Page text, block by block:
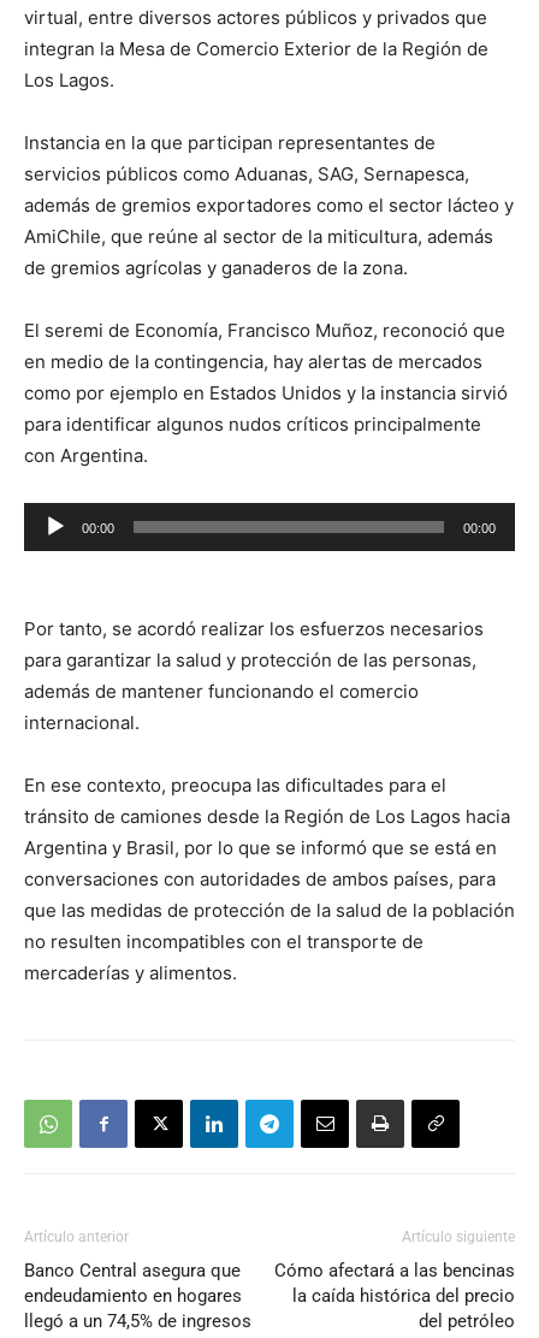
virtual, entre diversos actores públicos y privados que
integran la Mesa de Comercio Exterior de la Región de
Los Lagos.
Instancia en la que participan representantes de
servicios públicos como Aduanas, SAG, Sernapesca,
además de gremios exportadores como el sector lácteo y
AmiChile, que reúne al sector de la miticultura, además
de gremios agrícolas y ganaderos de la zona.
El seremi de Economía, Francisco Muñoz, reconoció que
en medio de la contingencia, hay alertas de mercados
como por ejemplo en Estados Unidos y la instancia sirvió
para identificar algunos nudos críticos principalmente
con Argentina.
Reproductor
de
00:00 00:00
Por tanto, se acordó realizar los esfuerzos necesarios
para garantizar la salud y protección de las personas,
además de mantener funcionando el comercio
internacional.
En ese contexto, preocupa las dificultades para el
tránsito de camiones desde la Región de Los Lagos hacia
Argentina y Brasil, por lo que se informó que se está en
conversaciones con autoridades de ambos países, para
que las medidas de protección de la salud de la población
no resulten incompatibles con el transporte de
mercaderías y alimentos.
Artículo anterior
Banco Central asegura que
endeudamiento en hogares
llegó a un 74,5% de ingresos
Artículo siguiente
Cómo afectará a las bencinas
la caída histórica del precio
del petróleo